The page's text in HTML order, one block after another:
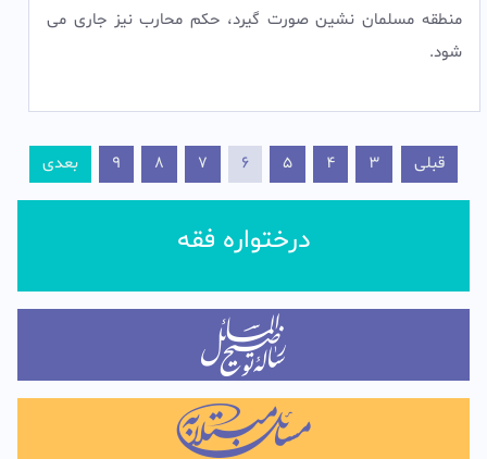
منطقه مسلمان نشین صورت گیرد، حکم محارب نیز جارى مى
شود.‌
قبلی 3
4
5
6
7
8
9 بعدی
درختواره فقه